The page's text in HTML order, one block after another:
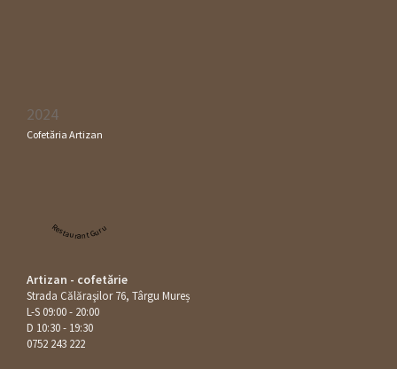
2024
Cofetăria Artizan
Restaurant Guru
Artizan - cofetărie
Strada Călăraşilor 76, Târgu Mureș
L-S 09:00 - 20:00
D 10:30 - 19:30
0752 243 222